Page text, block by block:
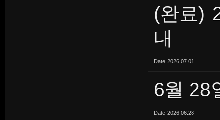
(완료)
내
Date 2026.07.01
6월 28
Date 2026.06.28